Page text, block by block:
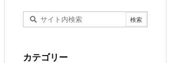
カテゴリー